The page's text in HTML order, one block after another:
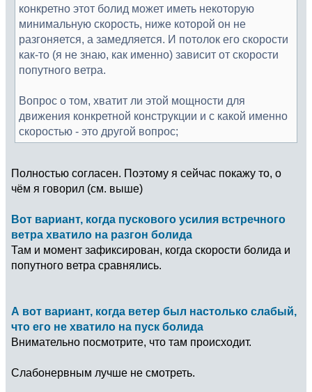
конкретно этот болид может иметь некоторую
минимальную скорость, ниже которой он не
разгоняется, а замедляется. И потолок его скорости
как-то (я не знаю, как именно) зависит от скорости
попутного ветра.
Вопрос о том, хватит ли этой мощности для
движения конкретной конструкции и с какой именно
скоростью - это другой вопрос;
Полностью согласен. Поэтому я сейчас покажу то, о
чём я говорил (см. выше)
Вот вариант, когда пускового усилия встречного
ветра хватило на разгон болида
Там и момент зафиксирован, когда скорости болида и
попутного ветра сравнялись.
А вот вариант, когда ветер был настолько слабый,
что его не хватило на пуск болида
Внимательно посмотрите, что там происходит.
Слабонервным лучше не смотреть.